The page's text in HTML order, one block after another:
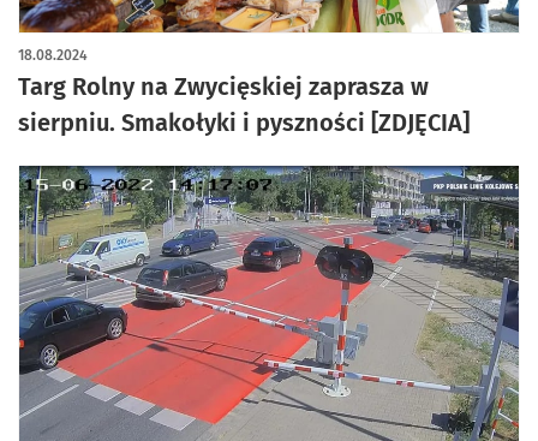
Targ Rolny na Zwycięskiej zaprasza w
sierpniu. Smakołyki i pyszności [ZDJĘCIA]
18.08.2024
artykuł z galerią zdjęć